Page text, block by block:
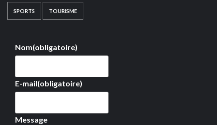
SPORTS TOURISME
Nom(obligatoire)
E-mail(obligatoire)
Message